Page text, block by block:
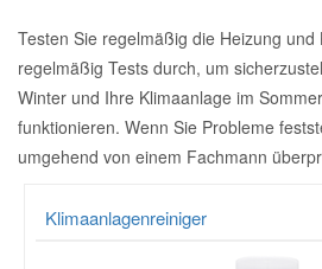
Testen Sie regelmäßig die Heizung
regelmäßig Tests durch, um
Winter und Ihre Klimaanlage im
funktionieren. Wenn Sie Probleme
umgehend von einem Fachmann
Klimaanlagenreiniger
Mitsubishi Ersatzteile
Nissan Ersatzteile
Porsche Ersatzteile